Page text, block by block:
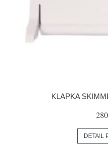
KLAPKA
DETAIL